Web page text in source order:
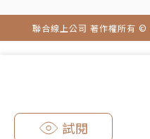
試閱
聯合線上公司 著作權所有